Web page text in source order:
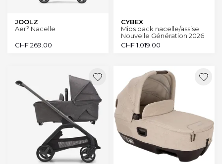
JOOLZ
Aer² Nacelle
CHF269.00
CYBEX
Mios pack nacelle/assise
Nouvelle Génération 2026
CHF1,019.00